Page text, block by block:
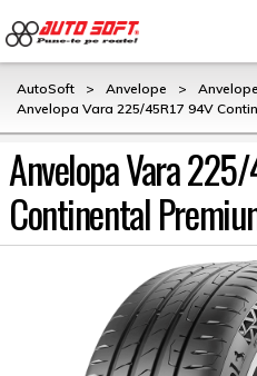
AutoSoft > Anvelope >
Anvelopa Vara 225/45R17 94V
Anvelopa Vara
Continental